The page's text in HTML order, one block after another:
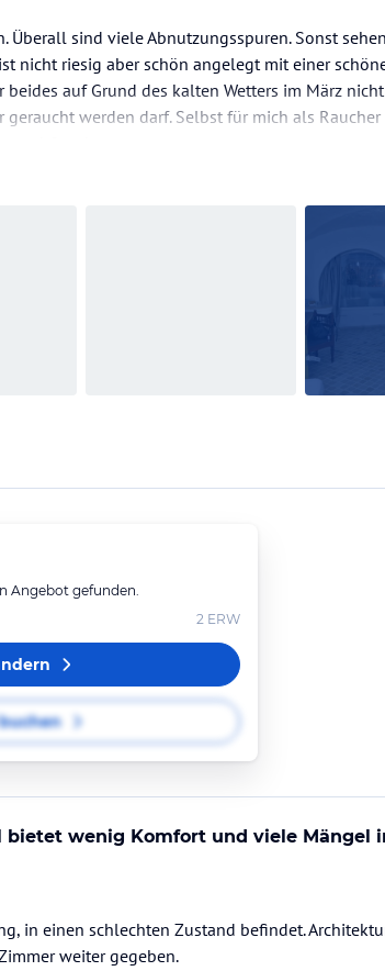
Überall sind viele Abnutzungsspuren. Sonst
nicht riesig aber schön angelegt mit einer
auf Grund des kalten Wetters im März
werden darf. Selbst für mich als
Angebot gefunden.
2 ERW
bietet wenig Komfort und viele Mängel
in einen schlechten Zustand befindet.
weiter gegeben.